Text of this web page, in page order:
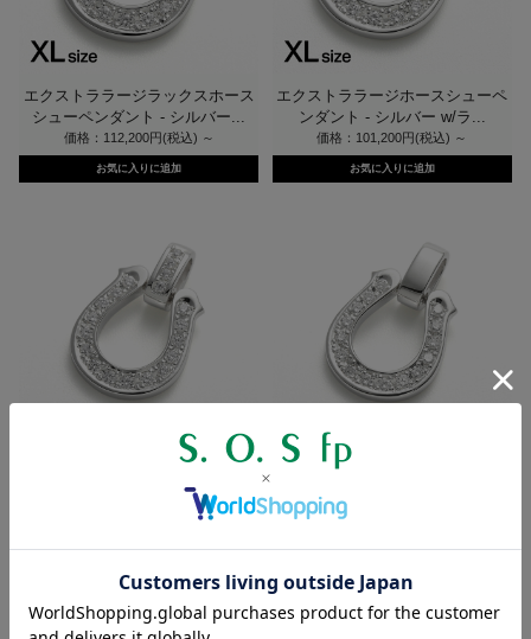
エクストララージラックスホース
シューペンダント - シルバー...
価格：112,200円(税込) ～
エクストララージホースシューペ
ンダント - シルバー w/ラ...
価格：101,200円(税込) ～
ラージラックスホースシューペン
ダント - シルバー w/ラボ...
価格：84,700円(税込)～
ラージホースシューペンダント -
価格：75,900円(税込)